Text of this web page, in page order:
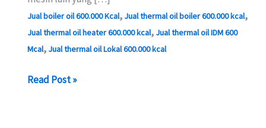
Jual boiler oil 600.000 Kcal, Jual thermal oil boiler 600.000 kcal,
Jual thermal oil heater 600.000 kcal, Jual thermal oil IDM 600
Mcal, Jual thermal oil Lokal 600.000 kcal
JUAL
Read Post »